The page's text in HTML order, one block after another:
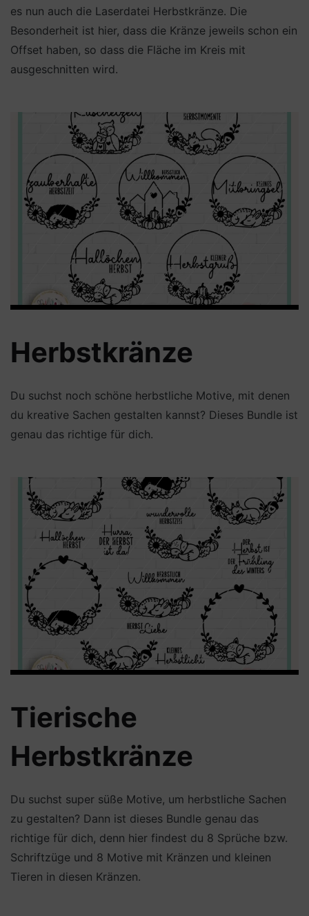
es nun auch die Laserdatei Herbstkränze. Die
Besonderheit ist hier, dass die Kränze jeweils schon ein
Offset haben, so dass die Fläche im Kreis mit
ausgeschnitten wird.
Herbstkränze
Du suchst noch schöne herbstliche Motive, mit denen
du kreative Sachen gestalten kannst? Dieses Bundle ist
genau das richtige für dich.
Tierische
Herbstkränze
Du suchst super süße Motive, um herbstliche Sachen
zu gestalten? Dann ist dieses Bundle genau das
richtige für dich, denn hier findest du 8 Sprüche bzw.
Schriftzüge und 8 Motive mit Kränzen und kleinen
Tieren in diesen Kränzen.